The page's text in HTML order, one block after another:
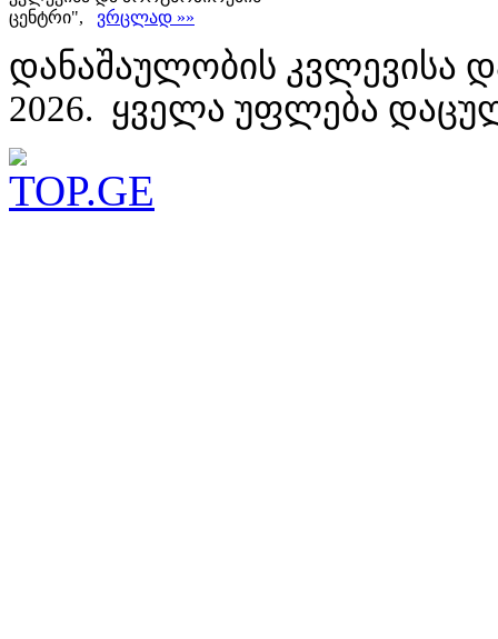
ცენტრი", ვრცლად »»
დანაშაულობის კვლევისა
2026. ყველა უფლება